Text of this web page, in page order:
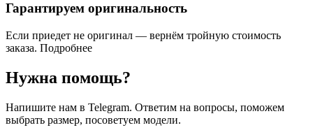
Гарантируем оригинальность
Если приедет не оригинал — вернём тройную стоимость
заказа. Подробнее
Нужна помощь?
Напишите нам в Telegram. Ответим на вопросы, поможем
выбрать размер, посоветуем модели.